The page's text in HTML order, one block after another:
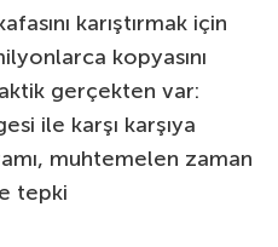
karıştırmak için
kopyasını
gerçekten var:
ile karşı karşıya
muhtemelen zaman
tepki